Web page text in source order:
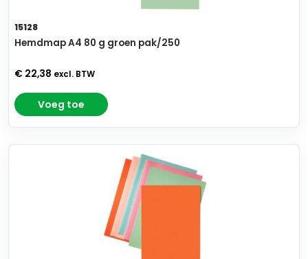
15128
Hemdmap A4 80 g groen pak/250
€ 22,38 excl. BTW
Voeg toe